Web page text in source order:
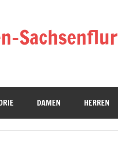
Sachsenflur
DAMEN HERREN